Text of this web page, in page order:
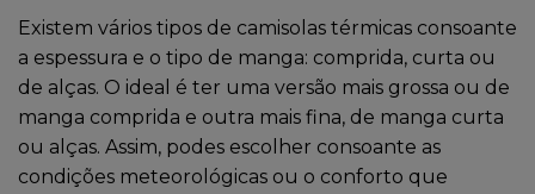
Existem vários tipos de camisolas térmicas consoante
a espessura e o tipo de manga: comprida, curta ou
de alças. O ideal é ter uma versão mais grossa ou de
manga comprida e outra mais fina, de manga curta
ou alças. Assim, podes escolher consoante as
condições meteorológicas ou o conforto que